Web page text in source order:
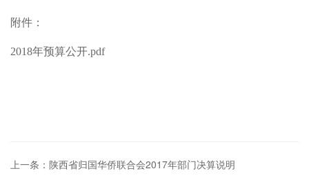
附件：
2018年预算公开.pdf
上一条：陕西省归国华侨联合会2017年部门决算说明